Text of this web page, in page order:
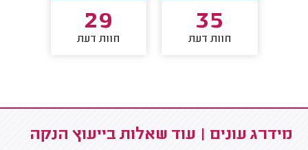
35
חוות דעת
29
חוות דעת
מידרג עונים | עוד שאלות בייעוץ הנקה